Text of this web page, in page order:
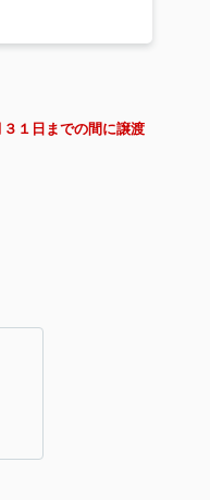
１日までの間に譲渡